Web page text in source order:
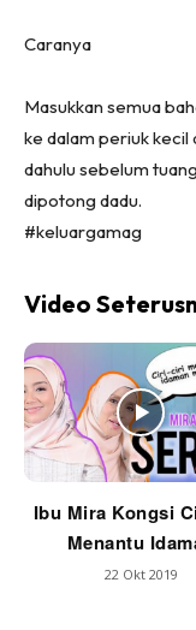
Caranya
Masukkan semua
ke dalam periuk kecil
dahulu sebelum
dipotong dadu.
#keluargamag
Video
Ibu Mira Kongsi
Menantu
22 Okt 2019